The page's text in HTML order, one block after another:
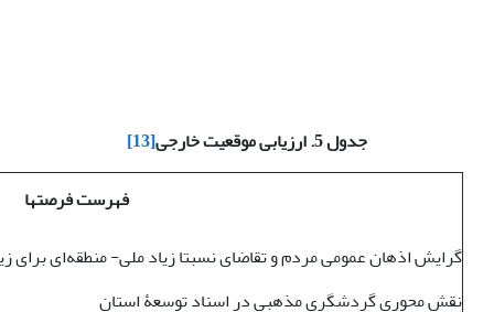
جدول 5. ارزیابی موقعیت خارجی
[13]
فهرست فرصت­ها
گرایش اذهان عمومی مردم و تقاضای نسبتا زیاد ملی- منطقه‌ای
نقش محوری گردشگری مذهبی در اسناد توسعۀ استان